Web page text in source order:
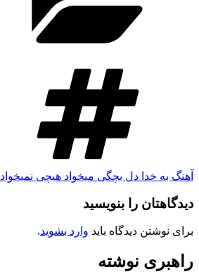
آهنگ به خدا دل بچگی میخواد هیچی نمیخواد
دیدگاهتان را بنویسید
برای نوشتن دیدگاه باید وارد بشوید.
راهبری نوشته